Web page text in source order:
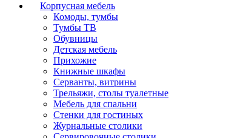
Корпусная мебель
Комоды, тумбы
Тумбы ТВ
Обувницы
Детская мебель
Прихожие
Книжные шкафы
Серванты, витрины
Трельяжи, столы туалетные
Мебель для спальни
Стенки для гостиных
Журнальные столики